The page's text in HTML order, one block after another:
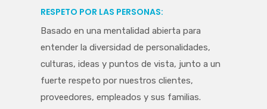
RESPETO POR LAS PERSONAS:
Basado en una mentalidad abierta para
entender la diversidad de personalidades,
culturas, ideas y puntos de vista, junto a un
fuerte respeto por nuestros clientes,
proveedores, empleados y sus familias.